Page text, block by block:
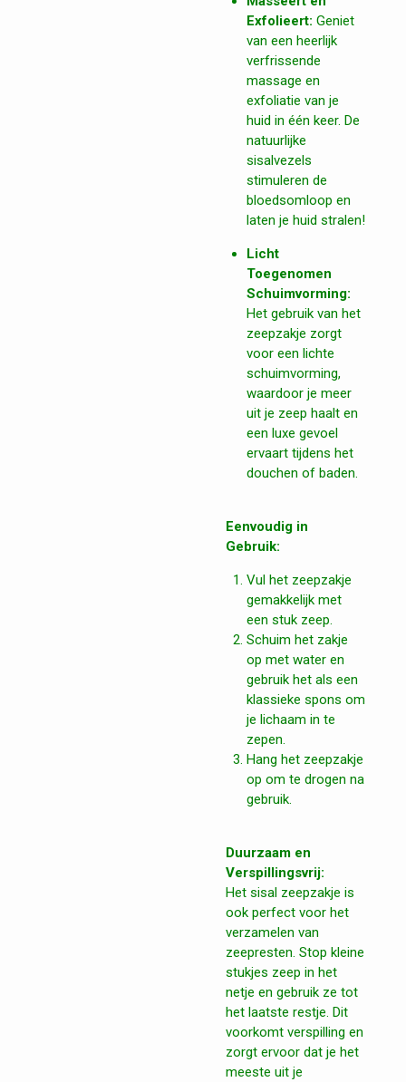
Exfolieert: Geniet
van een heerlijk
verfrissende
massage en
exfoliatie van je
huid in één keer. De
natuurlijke
sisalvezels
stimuleren de
bloedsomloop en
laten je huid stralen!
Licht
Toegenomen
Schuimvorming:
Het gebruik van het
zeepzakje zorgt
voor een lichte
schuimvorming,
waardoor je meer
uit je zeep haalt en
een luxe gevoel
ervaart tijdens het
douchen of baden.
Eenvoudig in
Gebruik:
Vul het zeepzakje
gemakkelijk met
een stuk zeep.
Schuim het zakje
op met water en
gebruik het als een
klassieke spons om
je lichaam in te
zepen.
Hang het zeepzakje
op om te drogen na
gebruik.
Duurzaam en
Verspillingsvrij:
Het sisal zeepzakje is
ook perfect voor het
verzamelen van
zeepresten. Stop kleine
stukjes zeep in het
netje en gebruik ze tot
het laatste restje. Dit
voorkomt verspilling en
zorgt ervoor dat je het
meeste uit je